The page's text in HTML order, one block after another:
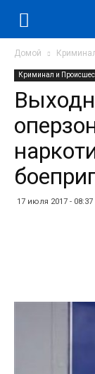
Домой
Криминал и
17 июля 2017 - 08:37